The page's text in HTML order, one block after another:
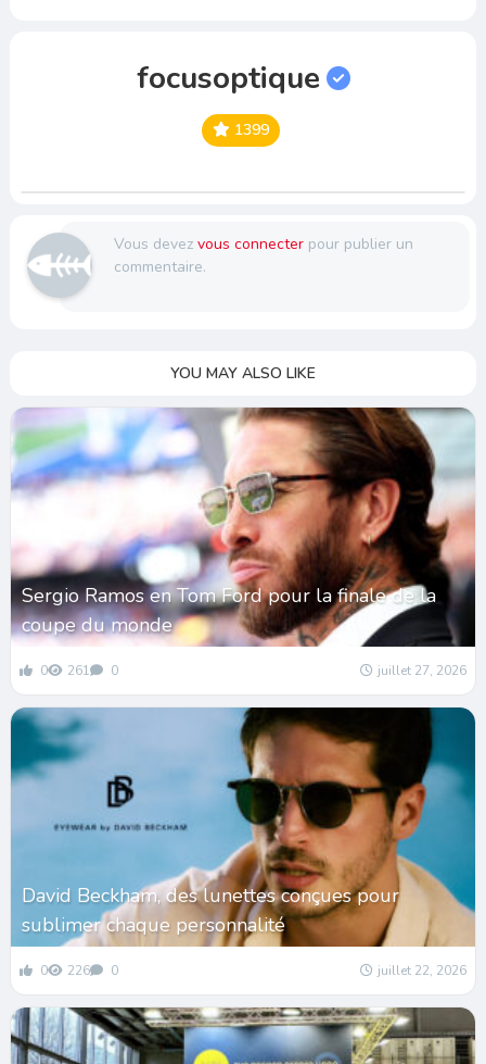
focusoptique
1399
Vous devez vous connecterpour publier un
commentaire.
YOU MAY ALSO LIKE
Sergio Ramos en Tom Ford pour la finale de la
coupe du monde
0 261 0 juillet 27, 2026
David Beckham, des lunettes conçues pour
sublimer chaque personnalité
0 226 0 juillet 22, 2026